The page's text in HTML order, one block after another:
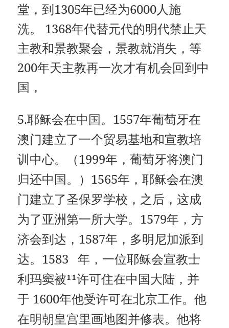
堂，到1305年已经为6000人施
洗。 1368年代替元代的明代禁止天
主教和景教聚会，景教就消失，等
200年天主教再一次才有机会回到中
国，
5.耶稣会在中国。1557年葡萄牙在
澳门建立了一个贸易基地和宣教培
训中心。（1999年，葡萄牙将澳门
归还中国。）1565年，耶稣会在澳
门建立了圣保罗学校，之后，这成
为了亚洲第一所大学。1579年，方
济会到达，1587年，多明尼加派到
达。1583 年，一位耶稣会宣教士
利玛窦被¹¹许可住在中国大陆，并
于 1600年他受许可在北京工作。他
在明朝皇宫里画地图并修表。他将